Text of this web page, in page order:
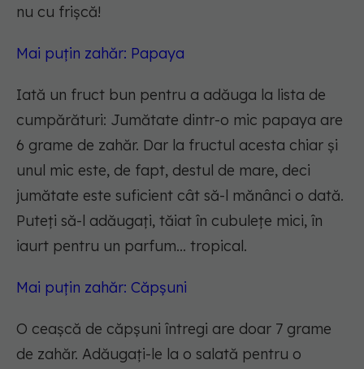
nu cu frișcă!
Mai puțin zahăr: Papaya
Iată un fruct bun pentru a adăuga la lista de
cumpărături: Jumătate dintr-o mic papaya are
6 grame de zahăr. Dar la fructul acesta chiar și
unul mic este, de fapt, destul de mare, deci
jumătate este suficient cât să-l mănânci o dată.
Puteți să-l adăugați, tăiat în cubulețe mici, în
iaurt pentru un parfum... tropical.
Mai puțin zahăr: Căpșuni
O ceașcă de căpșuni întregi are doar 7 grame
de zahăr. Adăugați-le la o salată pentru o